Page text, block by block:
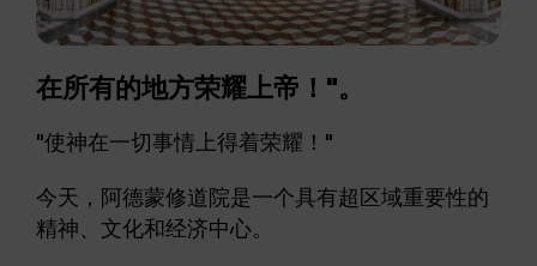
在所有的地方荣耀上帝！"。
"使神在一切事情上得着荣耀！"
今天，阿德蒙修道院是一个具有超区域重要性的
精神、文化和经济中心。